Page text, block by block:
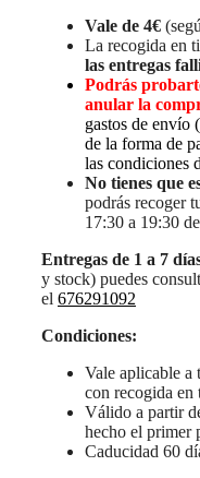
Vale de 4€
La recogida en
las entregas
Podrás
anular la
gastos de envío
de la forma de
las condiciones
No tienes que
podrás recoger
17:30 a 19:30
Entregas de 1 a 7
y stock) puedes
el 676291092
Condiciones:
Vale aplicable a
con recogida en
Válido a partir
hecho el primer
Caducidad 60